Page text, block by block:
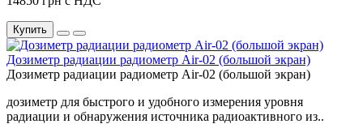
Купить
Дозиметр радиации радиометр Air-02 (большой экран)
Дозиметр радиации радиометр Air-02 (большой экран)
дозиметр для быстрого и удобного измерения уровня
радиации и обнаружения источника радиоактивного из..